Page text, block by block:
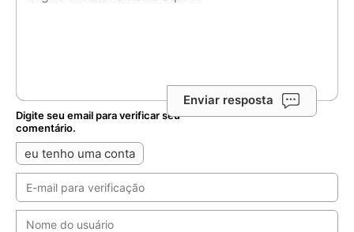
Enviar resposta
Digite seu email para verificar seu
comentário.
eu tenho uma conta